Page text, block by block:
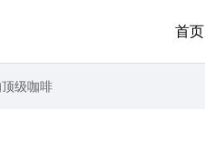
首页
级咖啡